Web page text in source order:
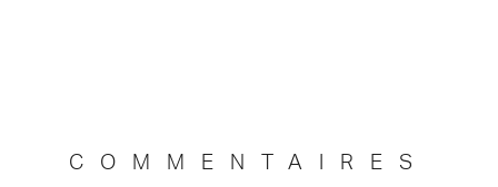
COMMENTAIRES